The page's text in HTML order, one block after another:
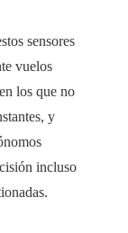
sensores
vuelos
los que no
y
incluso